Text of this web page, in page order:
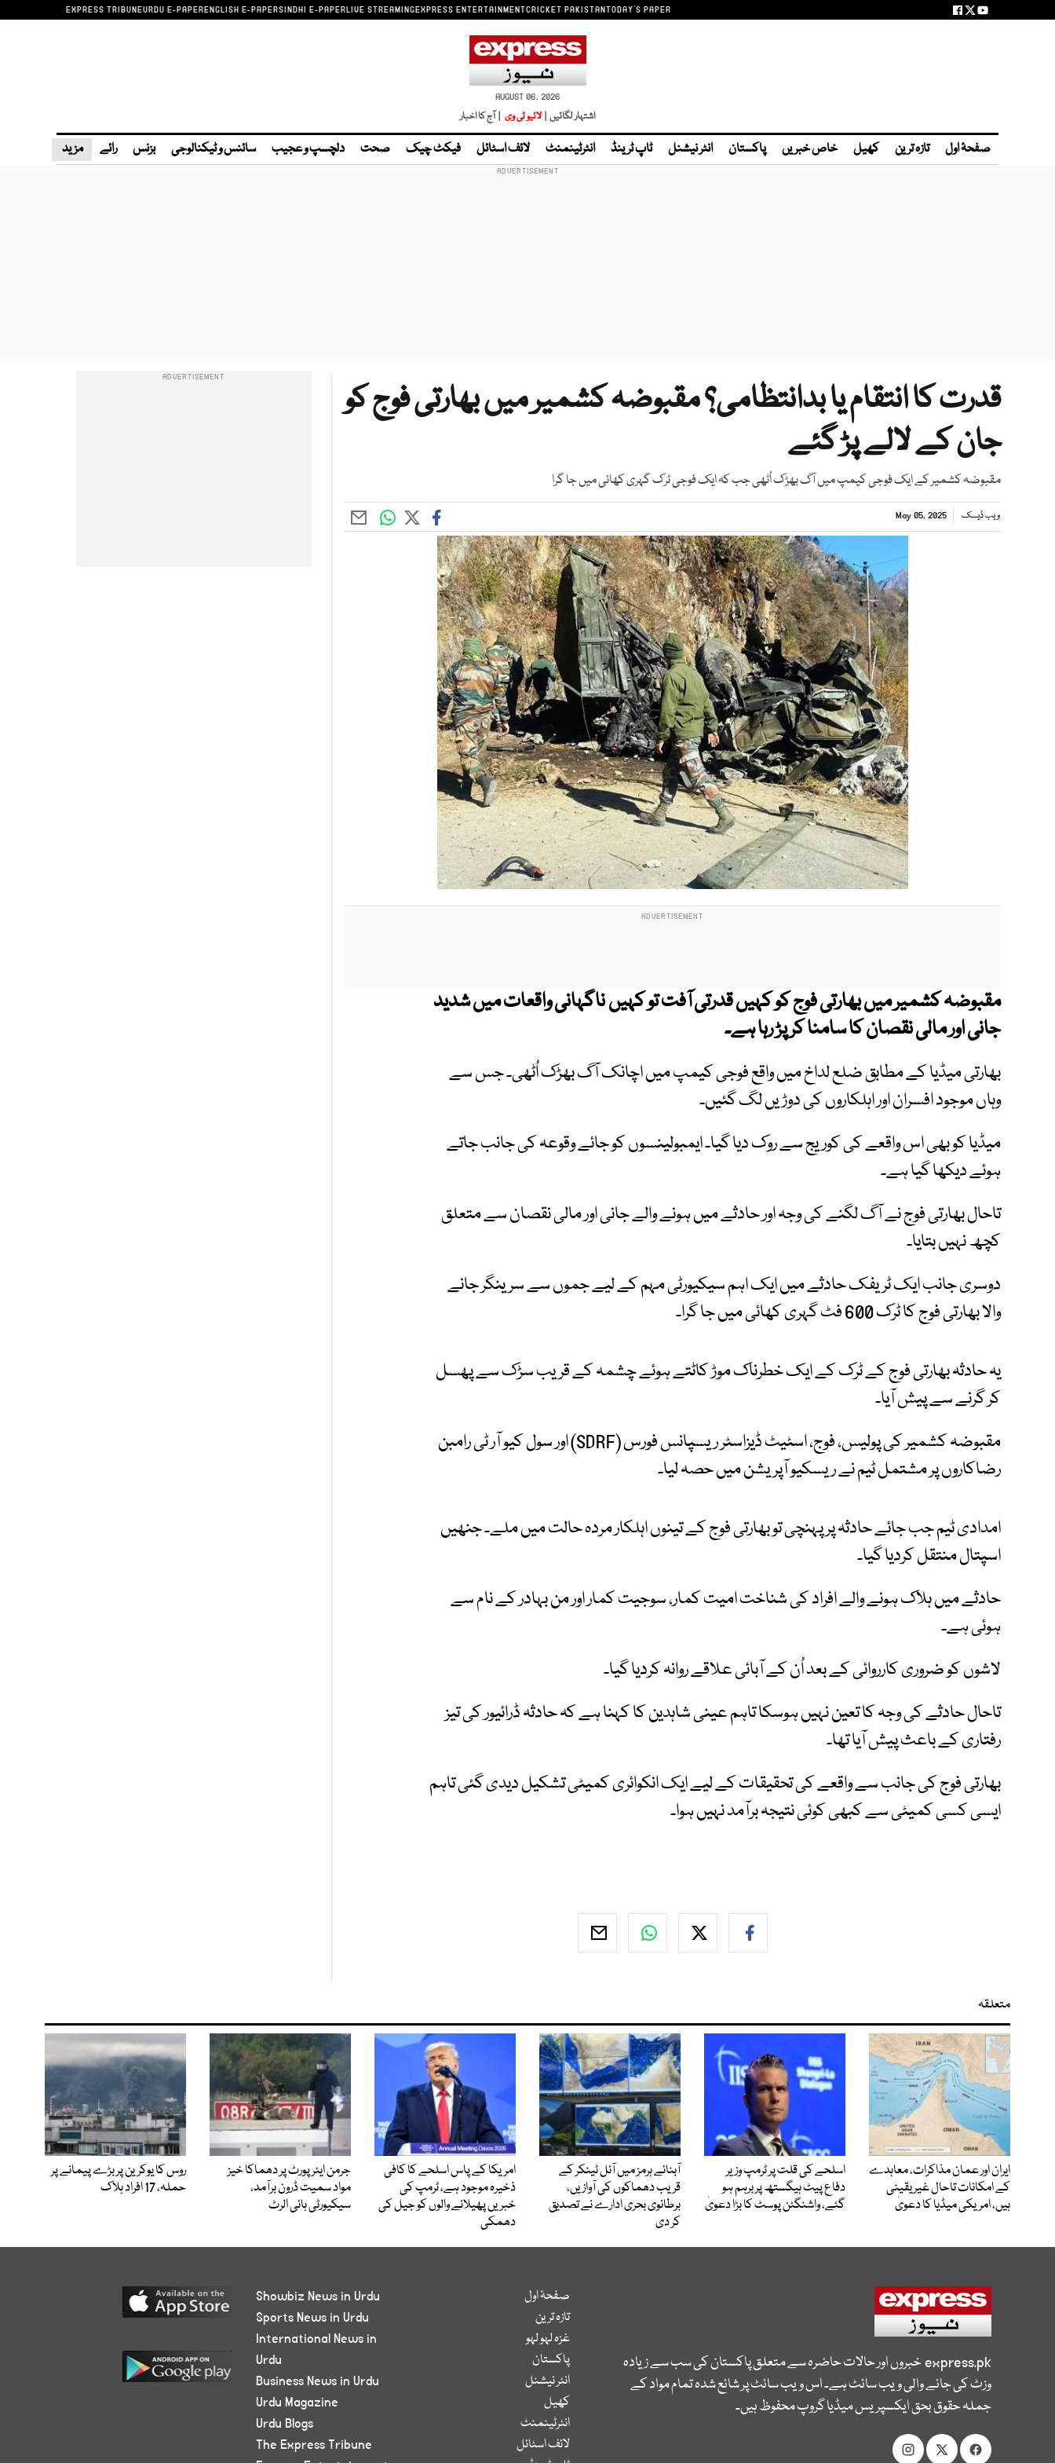
EXPRESS TRIBUNEURDU E-PAPERENGLISH E-PAPERSINDHI E-PAPERLIVE STREAMINGEXPRESS ENTERTAINMENTCRICKET PAKISTANTODAY'S PAPER
AUGUST 06, 2026
اشتہار لگائیں | لائیو ٹی وی | آج کا اخبار
صفحۂ اول تازہ ترین کھیل خاص خبریں پاکستان انٹر نیشنل ٹاپ ٹرینڈ انٹرٹینمنٹ لائف اسٹائل فیکٹ چیک صحت دلچسپ و عجیب سائنس و ٹیکنالوجی بزنس رائے مزید
قدرت کا انتقام یا بدانتظامی؟ مقبوضہ کشمیر میں بھارتی فوج کو
جان کے لالے پڑ گئے
مقبوضہ کشمیر کے ایک فوجی کیمپ میں آگ بھڑک اُٹھی جب کہ ایک فوجی ٹرک گہری کھائی میں جا گرا
ویب ڈیسک May 05, 2025
مقبوضہ کشمیر میں بھارتی فوج کو کہیں قدرتی آفت تو کہیں ناگہانی واقعات میں شدید
جانی اور مالی نقصان کا سامنا کر پڑ رہا ہے۔
بھارتی میڈیا کے مطابق ضلع لداخ میں واقع فوجی کیمپ میں اچانک آگ بھڑک اُٹھی۔ جس سے
وہاں موجود افسران اور اہلکاروں کی دوڑیں لگ گئیں۔
میڈیا کو بھی اس واقعے کی کوریج سے روک دیا گیا۔ ایمبولینسوں کو جائے وقوعہ کی جانب جاتے
ہوئے دیکھا گیا ہے۔
تاحال بھارتی فوج نے آگ لگنے کی وجہ اور حادثے میں ہونے والے جانی اور مالی نقصان سے متعلق
کچھ نہیں بتایا۔
دوسری جانب ایک ٹریفک حادثے میں ایک اہم سیکیورٹی مہم کے لیے جموں سے سرینگر جانے
والا بھارتی فوج کا ٹرک 600 فٹ گہری کھائی میں جا گرا۔
یہ حادثہ بھارتی فوج کے ٹرک کے ایک خطرناک موڑ کاٹتے ہوئے چشمہ کے قریب سڑک سے پھسل
کر گرنے سے پیش آیا۔
مقبوضہ کشمیر کی پولیس، فوج، اسٹیٹ ڈیزاسٹر ریسپانس فورس (SDRF) اور سول کیو آر ٹی رامبن
رضاکاروں پر مشتمل ٹیم نے ریسکیو آپریشن میں حصہ لیا۔
امدادی ٹیم جب جائے حادثہ پر پہنچی تو بھارتی فوج کے تینوں اہلکار مردہ حالت میں ملے۔ جنھیں
اسپتال منتقل کردیا گیا۔
حادثے میں ہلاک ہونے والے افراد کی شناخت امیت کمار، سوجیت کمار اور من بہادر کے نام سے
ہوئی ہے۔
لاشوں کو ضروری کارروائی کے بعد اُن کے آبائی علاقے روانہ کردیا گیا۔
تاحال حادثے کی وجہ کا تعین نہیں ہوسکا تاہم عینی شاہدین کا کہنا ہے کہ حادثہ ڈرائیور کی تیز
رفتاری کے باعث پیش آیا تھا۔
بھارتی فوج کی جانب سے واقعے کی تحقیقات کے لیے ایک انکوائری کمیٹی تشکیل دیدی گئی تاہم
ایسی کسی کمیٹی سے کبھی کوئی نتیجہ برآمد نہیں ہوا۔
متعلقہ
ایران اور عمان مذاکرات، معاہدے
کے امکانات تاحال غیر یقینی
ہیں، امریکی میڈیا کا دعویٰ
اسلحے کی قلت پر ٹرمپ وزیر
دفاع پیٹ ہیگستھ پر برہم ہو
گئے، واشنگٹن پوسٹ کا بڑا دعویٰ
آبنائے ہرمز میں آئل ٹینکر کے
قریب دھماکوں کی آوازیں،
برطانوی بحری ادارے نے تصدیق
کر دی
امریکا کے پاس اسلحے کا کافی
ذخیرہ موجود ہے، ٹرمپ کی
خبریں پھیلانے والوں کو جیل کی
دھمکی
جرمن ایئرپورٹ پر دھماکا خیز
مواد سمیت ڈرون برآمد،
سیکیورٹی ہائی الرٹ
روس کا یوکرین پر بڑے پیمانے پر
حملہ، 17 افراد ہلاک
express.pkخبروں اور حالات حاضرہ سے متعلق پاکستان کی سب سے زیادہ
وزٹ کی جانے والی ویب سائٹ ہے۔ اس ویب سائٹ پر شائع شدہ تمام مواد کے
جملہ حقوق بحق ایکسپریس میڈیا گروپ محفوظ ہیں۔
صفحۂ اول
تازہ ترین
غزہ لہو لہو
پاکستان
انٹر نیشنل
کھیل
انٹرٹینمنٹ
لائف اسٹائل
Showbiz News in Urdu
Sports News in Urdu
International News in
Urdu
Business News in Urdu
Urdu Magazine
Urdu Blogs
The Express Tribune